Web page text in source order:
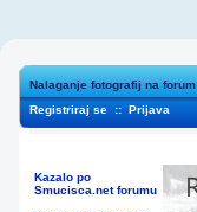
Nalaganje fotografij na forum
Registriraj se :: Prijava
Kazalo po
Smucisca.net forumu